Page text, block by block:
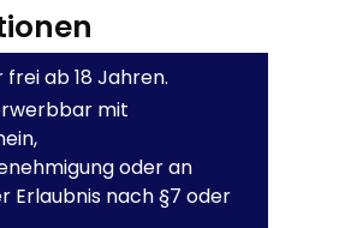
frei ab 18 Jahren.
mit
oder an
Erlaubnis nach §7 oder